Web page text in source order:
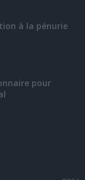
à la pénurie
pour